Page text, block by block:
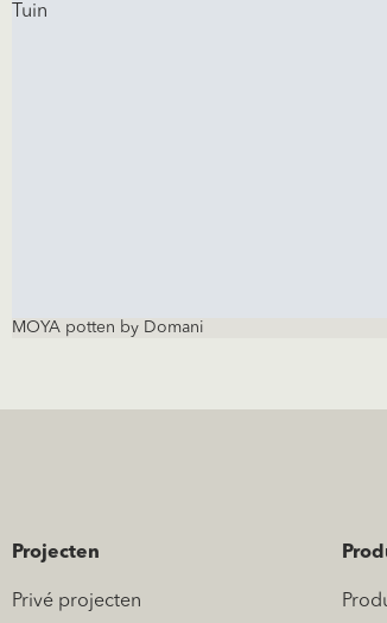
Tuin
MOYA potten by Domani
Projecten
Privé projecten